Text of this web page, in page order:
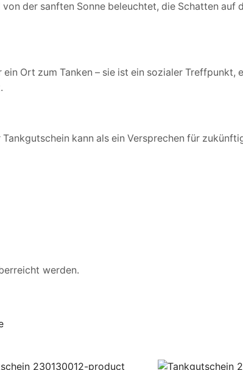
der sanften Sonne beleuchtet, die Schatten auf
Ort zum Tanken – sie ist ein sozialer Treffpunkt,
kann als ein Versprechen für
werden.